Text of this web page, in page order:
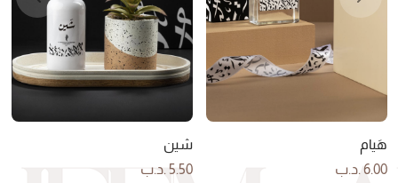
هَيام
6.00 .د.ب
شين
5.50 .د.ب